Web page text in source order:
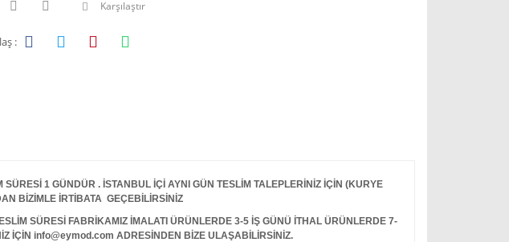
Karşılaştır
:
1 GÜNDÜR . İSTANBUL İÇİ AYNI GÜN TESLİM TALEPLERİNİZ İÇİN (KURYE
BİZİMLE İRTİBATA GEÇEBİLİRSİNİZ
SÜRESİ FABRİKAMIZ İMALATI ÜRÜNLERDE 3-5 İŞ GÜNÜ İTHAL ÜRÜNLERDE 7-
İÇİN info@eymod.com ADRESİNDEN BİZE ULAŞABİLİRSİNİZ.